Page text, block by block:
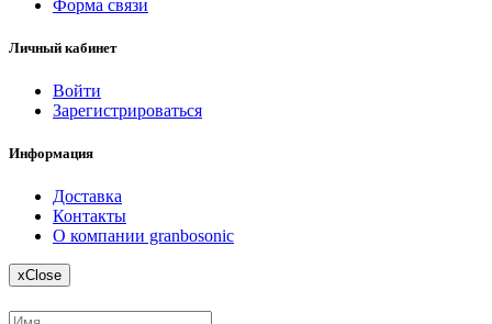
Форма связи
Личный кабинет
Войти
Зарегистрироваться
Информация
Доставка
Контакты
О компании granbosonic
xClose